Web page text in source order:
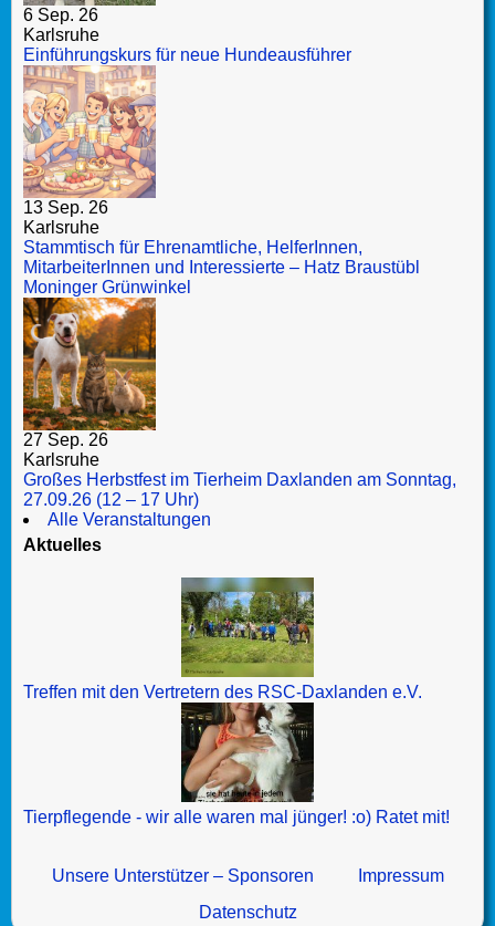
6 Sep. 26
Karlsruhe
Einführungskurs für neue Hundeausführer
13 Sep. 26
Karlsruhe
Stammtisch für Ehrenamtliche, HelferInnen,
MitarbeiterInnen und Interessierte – Hatz Braustübl
Moninger Grünwinkel
27 Sep. 26
Karlsruhe
Großes Herbstfest im Tierheim Daxlanden am Sonntag,
27.09.26 (12 – 17 Uhr)
Alle Veranstaltungen
Aktuelles
Treffen mit den Vertretern des RSC-Daxlanden e.V.
Tierpflegende - wir alle waren mal jünger! :o) Ratet mit!
Unsere Unterstützer – Sponsoren
Impressum
Datenschutz